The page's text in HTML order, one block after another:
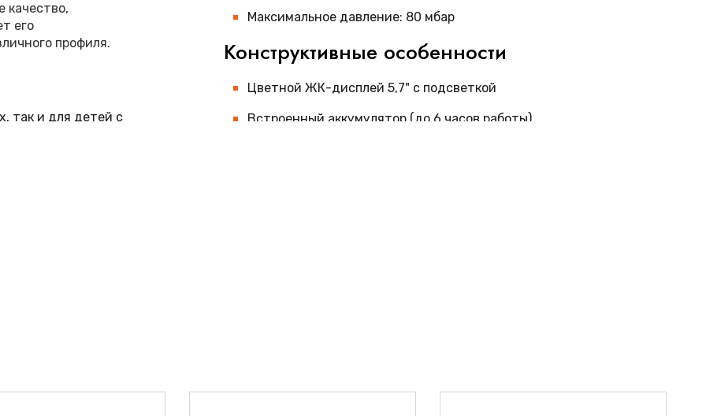
качество,
его
профиля.
так и для детей с
Максимальное давление: 80 мбар
Конструктивные особенности
Цветной ЖК-дисплей 5,7" с подсветкой
Встроенный аккумулятор (до 6 часов работы)
Дополнительные возможности